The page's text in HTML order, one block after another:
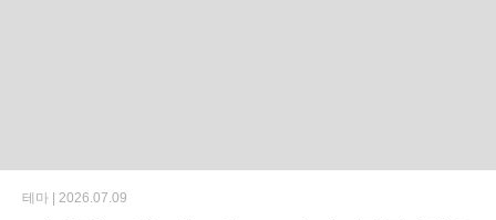
테마 | 2026.07.09